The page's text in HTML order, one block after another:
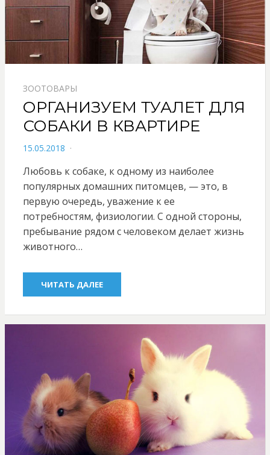
ЗООТОВАРЫ
ОРГАНИЗУЕМ ТУАЛЕТ ДЛЯ
СОБАКИ В КВАРТИРЕ
POSTED
15.05.2018
Любовь к собаке, к одному из наиболее
популярных домашних питомцев, — это, в
первую очередь, уважение к ее
потребностям, физиологии. С одной стороны,
пребывание рядом с человеком делает жизнь
животного…
ЧИТАТЬ ДАЛЕЕ